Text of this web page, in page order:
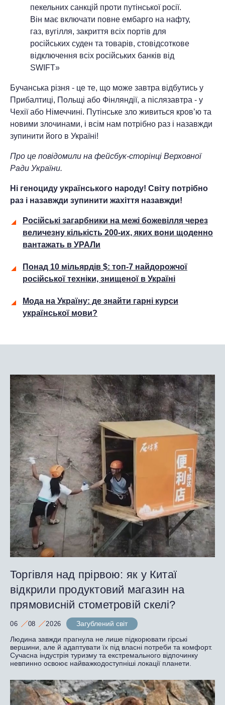
пекельних санкцій проти путінської росії.
Він має включати повне ембарго на нафту,
газ, вугілля, закриття всіх портів для
російських суден та товарів, стовідсоткове
відключення всіх російських банків від
SWIFT»
Бучанська різня - це те, що може завтра відбутись у
Прибалтиці, Польщі або Фінляндії, а післязавтра - у
Чехії або Німеччині. Путінське зло живиться кров’ю та
новими злочинами, і всім нам потрібно раз і назавжди
зупинити його в Україні!
Про це повідомили на фейсбук-сторінці Верховної
Ради України.
Ні геноциду українського народу! Світу потрібно
раз і назавжди зупинити жахіття назавжди!
Російські загарбники на межі божевілля через
величезну кількість 200-их, яких вони щоденно
вантажать в УРАЛи
Понад 10 мільярдів $: топ-7 найдорожчої
російської техніки, знищеної в Україні
Мода на Україну: де знайти гарні курси
української мови?
Торгівля над прірвою: як у Китаї
відкрили продуктовий магазин на
прямовисній стометровій скелі?
06 08 2026
Загублений світ
Людина завжди прагнула не лише підкорювати гірські
вершини, але й адаптувати їх під власні потреби та комфорт.
Сучасна індустрія туризму та екстремального відпочинку
невпинно освоює найважкодоступніші локації планети.